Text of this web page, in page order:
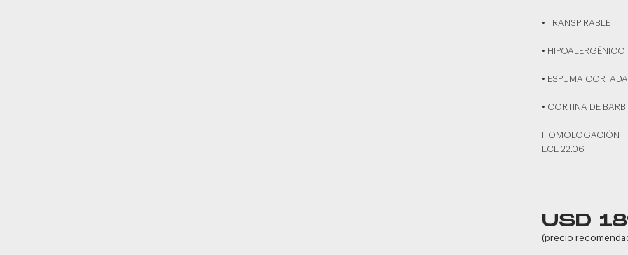
• TRANSPIRABLE
• HIPOALERGÉNICO
• ESPUMA
• CORTINA DE
HOMOLOGACIÓN
ECE 22.06
USD
(precio